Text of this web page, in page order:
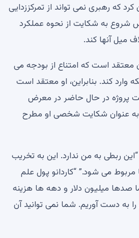
که رهبری نمی تواند از تمرکززدایی
به شکایت از نحوه عملکرد
میل آنها کند.
معتقد است که امتناع از بودجه می
کند. بنابراین، او معتقد است
پروژه در حال حاضر در معرض
به عنوان شکایت شخصی او مطرح
ربطی به من ندارد. این به تخریب
می شود.” “کاردانو پول علم
صدها میلیون دلار و دهه ها هزینه
به دست آوریم. شما نمی توانید آن